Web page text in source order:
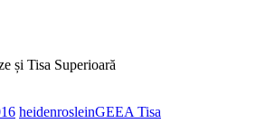
și Tisa Superioară
heidenrosleinGEEA Tisa